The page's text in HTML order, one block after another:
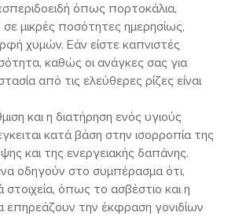
όπως πορτοκάλια,
μικρές ποσότητες ημερησίως,
χυμών. Εάν είστε καπνιστές
καθώς οι ανάγκες σας για
από τις ελεύθερες ρίζες είναι
και η διατήρηση ενός υγιούς
κατά βάση στην ισορροπία της
και της ενεργειακής δαπάνης.
οδηγούν στο συμπέρασμα ότι,
στοιχεία, όπως το ασβέστιο και η
επηρεάζουν την έκφραση γονιδίων